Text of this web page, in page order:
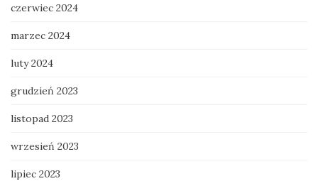
czerwiec 2024
marzec 2024
luty 2024
grudzień 2023
listopad 2023
wrzesień 2023
lipiec 2023